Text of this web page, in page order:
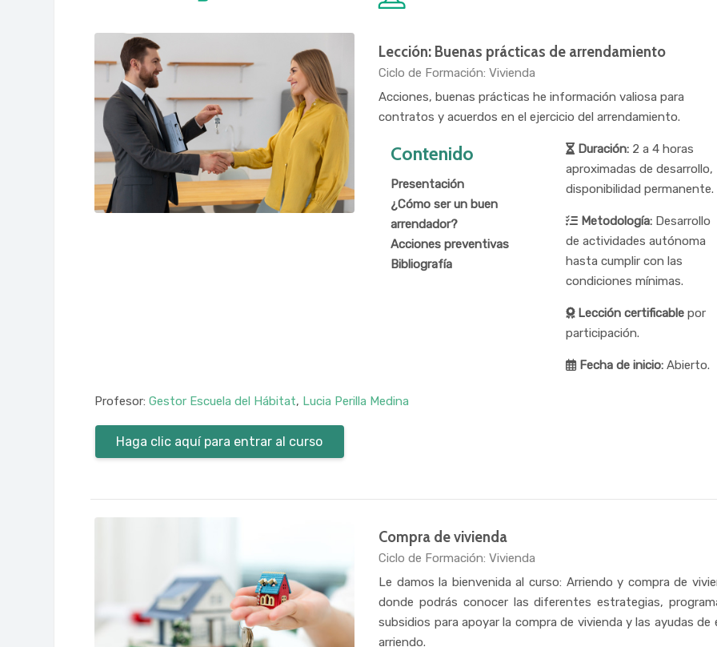
Lección: Buenas prácticas de arrendamiento
Categoría de cursos
Ciclo de Formación: Vivienda
Acciones, buenas prácticas he información valiosa para
contratos y acuerdos en el ejercicio del arrendamiento.
Contenido
Presentación
¿Cómo ser un buen
arrendador?
Acciones preventivas
Bibliografía
Duración:2 a 4 horas
aproximadas de desarrollo,
disponibilidad permanente.
Metodología:Desarrollo
de actividades autónoma
hasta cumplir con las
condiciones mínimas.
Lección certificablepor
participación.
Fecha de inicio:Abierto.
Profesor:Gestor Escuela del Hábitat, Lucia Perilla Medina
Haga clic aquí para entrar al curso
Compra de vivienda
Categoría de cursos
Ciclo de Formación: Vivienda
Le damos la bienvenida al curso: Arriendo y compra de
donde podrás conocer las diferentes estrategias,
subsidios para apoyar la compra de vivienda y las ayudas de
arriendo.